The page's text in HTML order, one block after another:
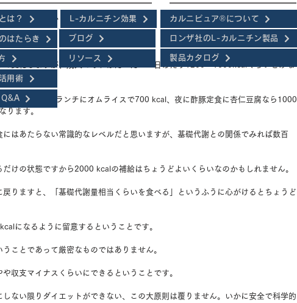
、しかしわかりやすい指標があります。
て変化しますが、成人であればだいたい一日あたり1200～1600kcalくらいとみな
αで300 kcal、ランチにオムライスで700 kcal、夜に酢豚定食に杏仁豆腐なら1000
ります。
にはあたらない常識的なレベルだと思いますが、基礎代謝との関係でみれば数百
けの状態ですから2000 kcalの補給はちょうどよいくらいなのかもしれません。
戻りますと、「基礎代謝量相当くらいを食べる」というふうに心がけるとちょうど
になるように留意するということです。
ことであって厳密なものではありません。
収支マイナスくらいにできるということです。
しない限りダイエットができない、この大原則は覆りません。いかに安全で科学的
は？
はたらき
L-カルニチン効果
ブログ
リソース
用術
Q&A
カルニピュア®について
ロンザ社のL-カルニチン製品
製品カタログ